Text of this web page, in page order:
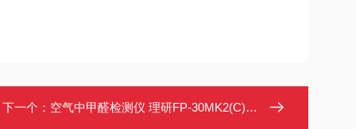
下一个： 空气中甲醛检测仪 理研FP-30MK2(C)高精度甲醛测试仪 室内甲醛浓度